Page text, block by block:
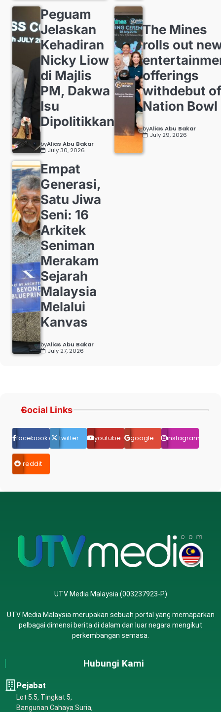
Peguam
Jelaskan
Kehadiran
Nicky Liow
di Majlis
PM, Dakwa
Isu
Dipolitikkan
byAlias Abu Bakar
July 30, 2026
The Mines
rolls out
offerings
withdebut
Nation Bowl
byAlias Abu Bakar
July 29, 2026
Empat
Generasi,
Satu Jiwa
Seni: 16
Arkitek
Seniman
Merakam
Sejarah
Malaysia
Melalui
Kanvas
byAlias Abu Bakar
July 27, 2026
Social Links
facebook.comtwitter youtube google instagram
reddit
UTV Media Malaysia (003237923-P)
UTV Media Malaysia merupakan sebuah portal yang memaparkan
pelbagai dimensi berita di dalam dan luar negara mengikut
perkembangan semasa.
Hubungi Kami
Pejabat
Lot 5.5, Tingkat 5,
Bangunan Cahaya Suria,